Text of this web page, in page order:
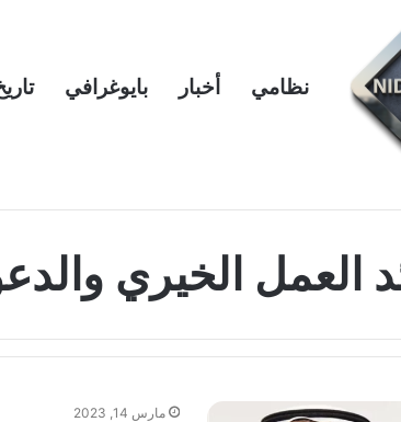
نظامي أخبار بايوغرافي
العمل الخيري
مارس 14, 2023